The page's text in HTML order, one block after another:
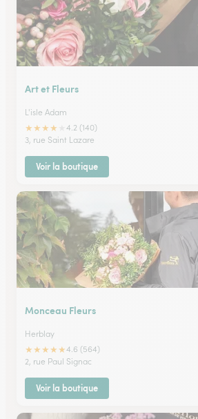
Art et Fleurs
L'isle Adam
★★★★
4.2 (140)
3, rue Saint Lazare
Voir la boutique
Monceau Fleurs
Herblay
★★★★★4.6 (564)
2, rue Paul Signac
Voir la boutique